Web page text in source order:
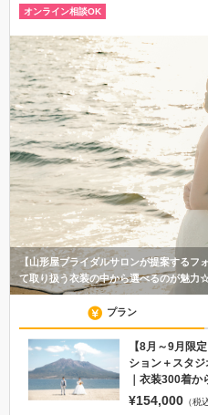
オンライン相談OK
【山形屋ブライダルサロンが提案するフ
て取り扱う衣装の中から選べるのが魅
プラン
【8月～9月限
ション＋スタ
｜衣装300着か
¥154,000 （税